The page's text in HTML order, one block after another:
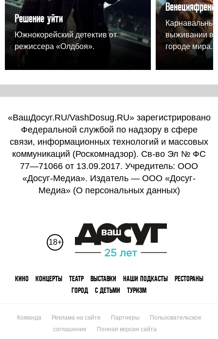
Решение уйти
Южнокорейский детектив от
режиссера «Олдбоя».
выживании в
городе мира.
«ВашДосуг.RU/VashDosug.RU» зарегистрировано
Федеральной службой по надзору в сфере
связи, информационных технологий и массовых
коммуникаций (Роскомнадзор). Св-во Эл № ФС
77—71066 от 13.09.2017. Учредитель: ООО
«Досуг-Медиа». Издатель — ООО «Досуг-
Медиа» (О персональных данных)
18+
КИНО КОНЦЕРТЫ ТЕАТР ВЫСТАВКИ НАШИ ПОДКАСТЫ
РЕСТОРАНЫ
ГОРОД
С ДЕТЬМИ ТУРИЗМ
Команда Реклама на сайте Партнеры
Пользовательское
соглашение
Полная версия сайта